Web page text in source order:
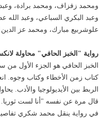
ومحمد زفزاف، ومحمد برادة، وعبد
وعبد البكري السباعي، وعبد الله
علوشربيع مبارك، ومحمد عز الدين
رواية "الخبز الحافي" محاولة
الخبز الحافي هو الجزء الأول من
كتاب زمن الأخطاء وكتاب وجوه.
الربط بين الأيديولوجيا والأدب.
قال مرة عن نفسه "أنا لست
في رواية ينقل محمد شكري